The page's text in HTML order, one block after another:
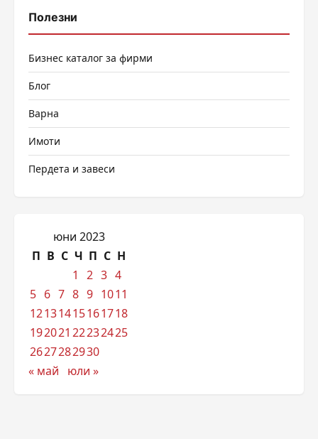
Полезни
Бизнес каталог за фирми
Блог
Варна
Имоти
Пердета и завеси
юни 2023
П В С Ч П С Н
1
2 3 4
5 6 7 8 9 1011
12131415161718
192021 22232425
2627282930
« май
юли »